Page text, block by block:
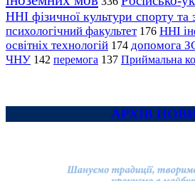
ННІ фізичної культури спорту та
психологічний факультет 176 ННІ
освітніх технологій 174 допомога
ЧНУ 142 перемога 137 Приймальна
АРХІВ